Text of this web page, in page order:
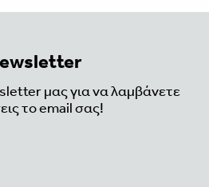
μας για να λαμβάνετε
το email σας!